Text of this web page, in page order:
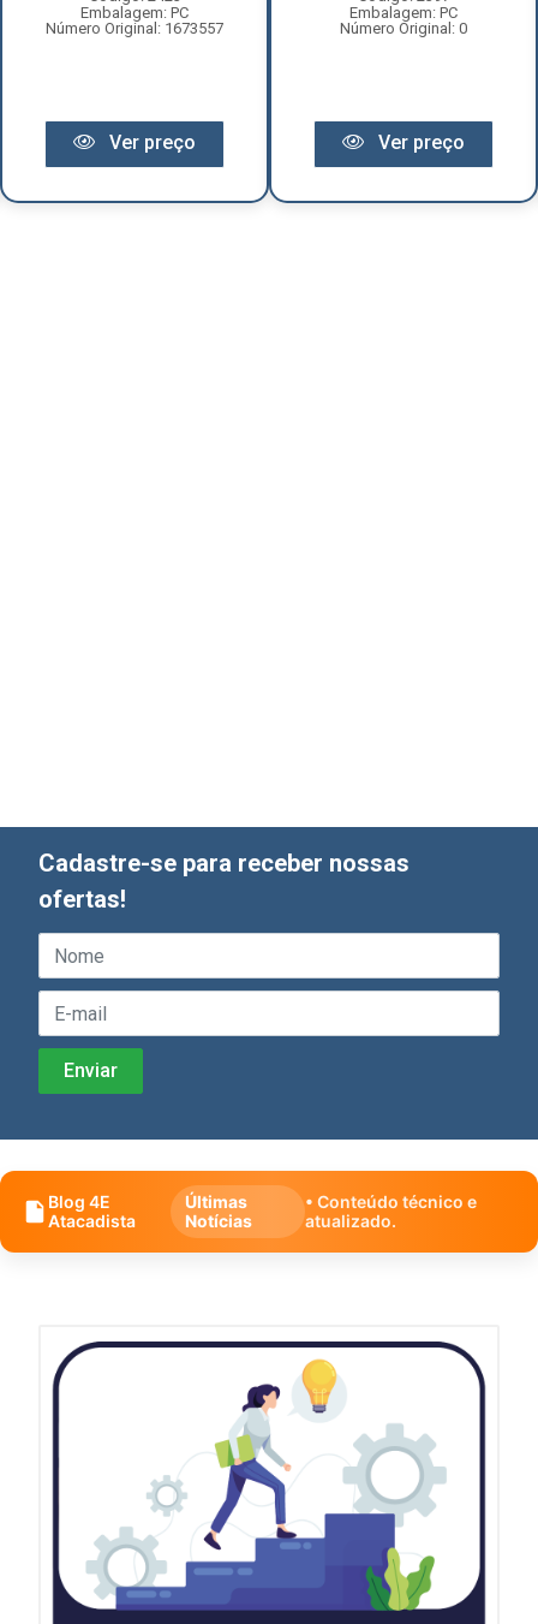
Embalagem: PC
Número Original: 1673557
Ver preço
Embalagem: PC
Número Original: 0
Ver preço
Cadastre-se para receber nossas
ofertas!
Blog 4E
Atacadista
Últimas
Notícias
• Conteúdo técnico e
atualizado.